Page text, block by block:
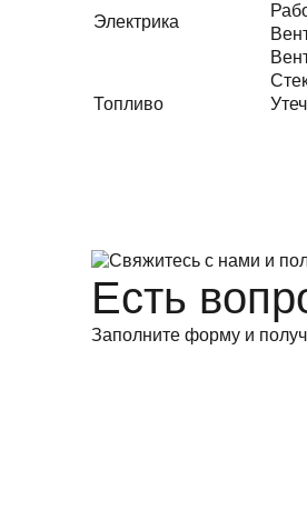
Электрика
Топливо
Есть
Заполните форму и